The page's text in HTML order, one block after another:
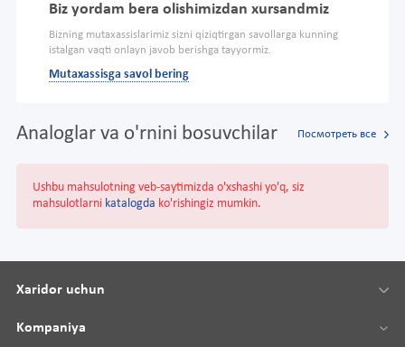
Biz yordam bera olishimizdan xursandmiz
Bizning mutaxassislarimiz sizni qiziqtirgan savollarga kunning
istalgan vaqti onlayn javob berishga tayyormiz.
Mutaxassisga savol bering
Analoglar va o'rnini bosuvchilar Посмотреть все
Ushbu mahsulotning veb-saytimizda o'xshashi yo'q, siz
mahsulotlarni katalogda ko'rishingiz mumkin.
Xaridor uchun
Kompaniya